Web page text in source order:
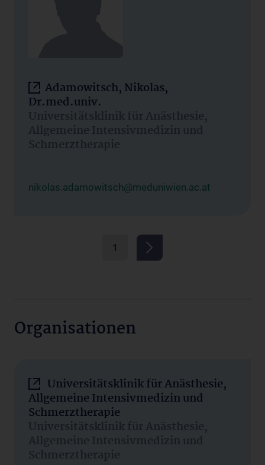
Adamowitsch, Nikolas,
Dr.med.univ.
Universitätsklinik für Anästhesie,
Allgemeine Intensivmedizin und
Schmerztherapie
nikolas.adamowitsch@meduniwien.ac.at
1
Organisationen
Universitätsklinik für Anästhesie,
Allgemeine Intensivmedizin und
Schmerztherapie
Universitätsklinik für Anästhesie,
Allgemeine Intensivmedizin und
Schmerztherapie